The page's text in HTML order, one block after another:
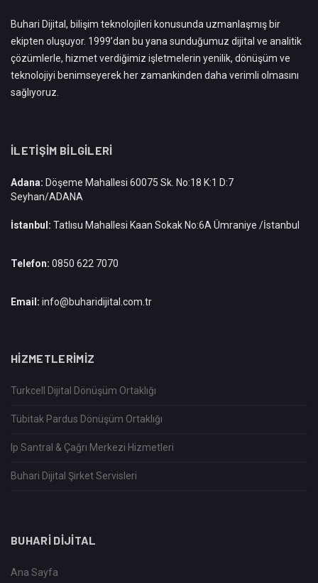
Buhari Dijital, bilişim teknolojileri konusunda uzmanlaşmış bir
ekipten oluşuyor. 1999’dan bu yana sunduğumuz dijital ve analitik
çözümlerle, hizmet verdiğimiz işletmelerin yenilik, dönüşüm ve
teknolojiyi benimseyerek her zamankinden daha verimli olmasını
sağlıyoruz.
İLETIŞIM BILGILERI
Adana: Döşeme Mahallesi 60075 Sk. No:18 K:1 D:7
Seyhan/ADANA
İstanbul: Tatlısu Mahallesi Kaan Sokak No:6A Ümraniye /İstanbul
Telefon: 0850 622 7070
Email: info@buharidijital.com.tr
HIZMETLERIMIZ
Turkcell Dijital Dönüşüm Ortaklığı
Tübitak Pardus Dönüşüm Ortaklığı
Ip Santral & Çağrı Merkezi Hizmetleri
Buhari Dijital Şirket Servisleri
BUHARI DIJITAL
Ana Sayfa